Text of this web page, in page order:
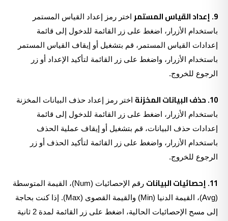
9. إعداد القياس المستمر
اختر رمز إعداد القياس المستمر
باستخدام الأزرار، اضغط على زر القائمة للدخول إلى قائمة
إعدادات القياس المستمر، قم بتشغيل أو إيقاف القياس المستمر
باستخدام الأزرار، واضغط على زر القائمة لتأكيد الإعداد أو زر
الرجوع للخروج.
10. حذف البيانات المخزنة
اختر رمز إعداد حذف البيانات المخزنة
باستخدام الأزرار، اضغط على زر القائمة للدخول إلى قائمة
إعدادات حذف البيانات، قم بتشغيل أو إيقاف عملية الحذف
باستخدام الأزرار، واضغط على زر القائمة لتأكيد الحذف أو زر
الرجوع للخروج.
11. إحصائيات البيانات
رقم الإحصائيات (Num)، القيمة المتوسطة
(Avg)، القيمة الدنيا (Min) والقيمة القصوى (Max). إذا كنت بحاجة
إلى مسح الإحصائيات الحالية، اضغط على زر القائمة لمدة 2 ثانية